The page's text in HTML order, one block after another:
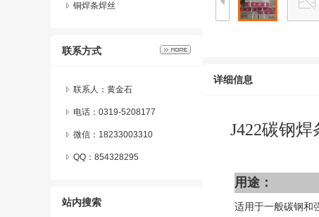
铜焊条焊丝
联系方式
联系人：黄金石
电话：0319-5208177
微信： 18233003310
QQ： 854328295
站内搜索
详细信息
J422碳钢焊
用途：
适用于一般碳钢和